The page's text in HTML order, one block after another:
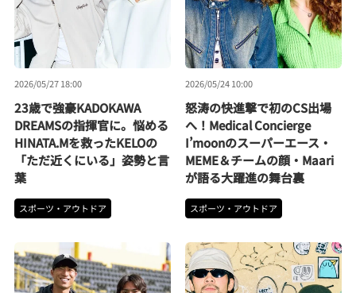
2026/05/27 18:00
23歳で強豪KADOKAWA
DREAMSの指揮官に。悩める
HINATA.Mを救ったKELOの
「ただ近くにいる」姿勢と言
葉
スポーツ・アウトドア
2026/05/24 10:00
怒涛の快進撃で初のCS出場
へ！Medical Concierge
I’moonのスーパーエース・
MEME＆チームの顔・Maari
が語る大躍進の舞台裏
スポーツ・アウトドア